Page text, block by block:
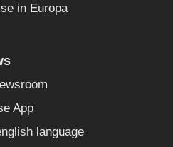
in Europa
App
language